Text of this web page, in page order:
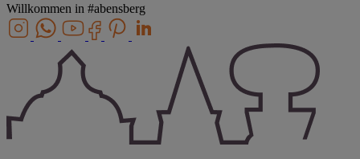
Willkommen in #abensberg